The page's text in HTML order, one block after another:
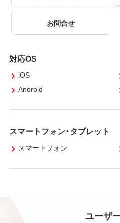
お問合せ
対応OS
iOS
Android
スマートフォン・タブレット
スマートフォン
ユーザ